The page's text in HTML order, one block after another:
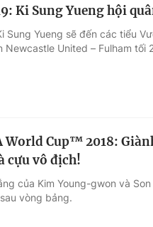
Ki Sung Yueng hội
Sung Yueng sẽ đến các tiểu
Newcastle United – Fulham tối
World Cup™ 2018:
cựu vô địch!
của Kim Young-gwon và
vòng bảng.